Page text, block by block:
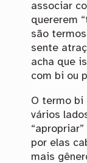
associar
quererem
são
sente
acha que
com bi ou
O termo bi
vários
por elas
mais